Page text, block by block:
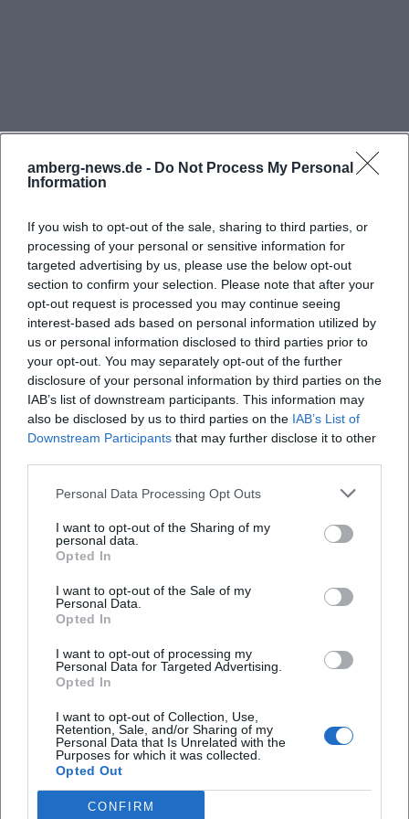
amberg-news.de - Do Not Process My Personal
Information
If you wish to opt-out of the sale, sharing to third parties, or
processing of your personal or sensitive information for
targeted advertising by us, please use the below opt-out
section to confirm your selection. Please note that after your
opt-out request is processed you may continue seeing
interest-based ads based on personal information utilized by
us or personal information disclosed to third parties prior to
your opt-out. You may separately opt-out of the further
disclosure of your personal information by third parties on the
IAB’s list of downstream participants. This information may
also be disclosed by us to third parties on the IAB’s List of
Downstream Participants that may further disclose it to other
Personal Data Processing Opt Outs
I want to opt-out of the Sharing of my
personal data.
Opted In
I want to opt-out of the Sale of my
Personal Data.
Opted In
I want to opt-out of processing my
Personal Data for Targeted Advertising.
Opted In
I want to opt-out of Collection, Use,
Retention, Sale, and/or Sharing of my
Personal Data that Is Unrelated with the
Purposes for which it was collected.
Opted Out
CONFIRM
Doppelzimmer zur Einzelbelegung bei 83 Euro und
die Dreibettzimmer bei 150 Euro. In Kategorie 2
Doppelzimmer 109 Euro, die Doppelzimmer zur
Einzelbelegung 83 Euro und das Dreibettzimmer
150 Euro. Zusätzlich wird ein Frühstücksbuffet für 10
Euro pro Person genannt. Für Menschen, die nach
Hotelpreisen suchen, ist diese Transparenz
besonders wichtig, weil sie sofort erkennen
können, welches Zimmer für Geschäftsreise,
Familienbesuch oder Wochenendaufenthalt passt.
([gasthof-wulfen.de](https://www.gasthof-
zur Planbarkeit bei. Auf der Startseite und in den
Unterseiten werden Küchenzeiten genannt,
während die aktuellen Öffnungszeiten jeweils auf
der Website kommuniziert werden. Für Gäste ist
das hilfreich, weil sie schon vor der Buchung sehen,
Check-in-Konzept liegt, sondern auf einem
klassischen Gasthof mit persönlicher Betreuung.
Wer nach hotel gasthof zum wulfen preise oder
hotel gasthof zum wulfen zimmer sucht, braucht
keine langen Umwege: Die wichtigsten Daten sind
offen sichtbar und klar strukturiert. Genau das
stärkt die Nutzerfreundlichkeit und erhöht die
Häufig gestellte Fragen
Wo finde ich Fotos vom Hotel Gasthof zum
Wulfen?
Wie hoch sind die Preise für die Zimmer im Hotel
Gasthof zum Wulfen?
Welche Räumlichkeiten gibt es für Feiern und
Wie sind die Rezensionen zum Hotel Gasthof
zum Wulfen?
Bewertungen